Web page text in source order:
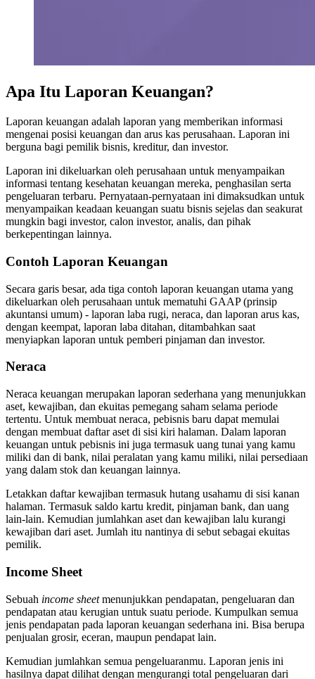
Apa Itu Laporan Keuangan?
Laporan keuangan adalah laporan yang memberikan informasi
mengenai posisi keuangan dan arus kas perusahaan. Laporan ini
berguna bagi pemilik bisnis, kreditur, dan investor.
Laporan ini dikeluarkan oleh perusahaan untuk menyampaikan
informasi tentang kesehatan keuangan mereka, penghasilan serta
pengeluaran terbaru. Pernyataan-pernyataan ini dimaksudkan untuk
menyampaikan keadaan keuangan suatu bisnis sejelas dan seakurat
mungkin bagi investor, calon investor, analis, dan pihak
berkepentingan lainnya.
Contoh Laporan Keuangan
Secara garis besar, ada tiga contoh laporan keuangan utama yang
dikeluarkan oleh perusahaan untuk mematuhi GAAP (prinsip
akuntansi umum) - laporan laba rugi, neraca, dan laporan arus kas,
dengan keempat, laporan laba ditahan, ditambahkan saat
menyiapkan laporan untuk pemberi pinjaman dan investor.
Neraca
Neraca keuangan merupakan laporan sederhana yang menunjukkan
aset, kewajiban, dan ekuitas pemegang saham selama periode
tertentu. Untuk membuat neraca, pebisnis baru dapat memulai
dengan membuat daftar aset di sisi kiri halaman. Dalam laporan
keuangan untuk pebisnis ini juga termasuk uang tunai yang kamu
miliki dan di bank, nilai peralatan yang kamu miliki, nilai persediaan
yang dalam stok dan keuangan lainnya.
Letakkan daftar kewajiban termasuk hutang usahamu di sisi kanan
halaman. Termasuk saldo kartu kredit, pinjaman bank, dan uang
lain-lain. Kemudian jumlahkan aset dan kewajiban lalu kurangi
kewajiban dari aset. Jumlah itu nantinya di sebut sebagai ekuitas
pemilik.
Income Sheet
Sebuah income sheetmenunjukkan pendapatan, pengeluaran dan
pendapatan atau kerugian untuk suatu periode. Kumpulkan semua
jenis pendapatan pada laporan keuangan sederhana ini. Bisa berupa
penjualan grosir, eceran, maupun pendapat lain.
Kemudian jumlahkan semua pengeluaranmu. Laporan jenis ini
hasilnya dapat dilihat dengan mengurangi total pengeluaran dari